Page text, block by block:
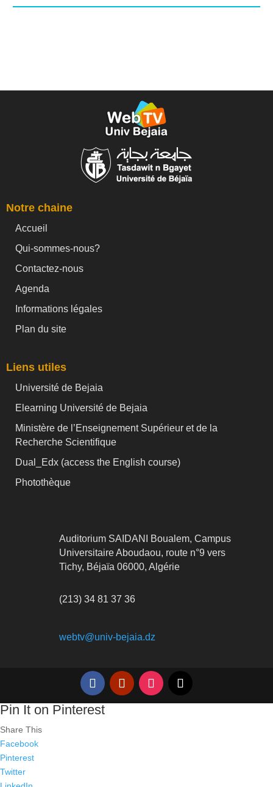
Notre chaine
Accueil
Qui-sommes-nous?
Contactez-nous
Agenda
Informations légales
Plan du site
Liens utiles
Université de Bejaia
Elearning Université de Bejaia
Ministère de l’Enseignement Supérieur et de la
Recherche Scientifique
Dual_Edx (access the English course)
Photothèque
Auditorium SAIDANI Boualem, Campus
Universitaire Aboudaou, route n°9 vers
Tichy, Béjaïa 06000, Algérie
(213) 34 81 37 36
webtv@univ-bejaia.dz
Pin It on Pinterest
Share This
Facebook
Pinterest
Twitter